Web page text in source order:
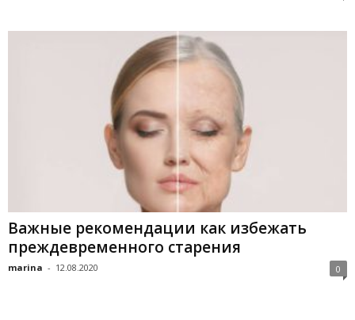
Важные рекомендации как избежать
преждевременного старения
marina - 12.08.2020 0